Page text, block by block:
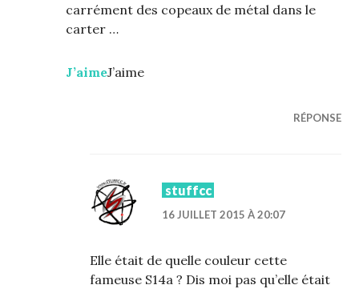
carrément des copeaux de métal dans le
carter …
J’aimeJ’aime
RÉPONSE
stuffcc
16 JUILLET 2015 À 20:07
Elle était de quelle couleur cette
fameuse S14a ? Dis moi pas qu’elle était